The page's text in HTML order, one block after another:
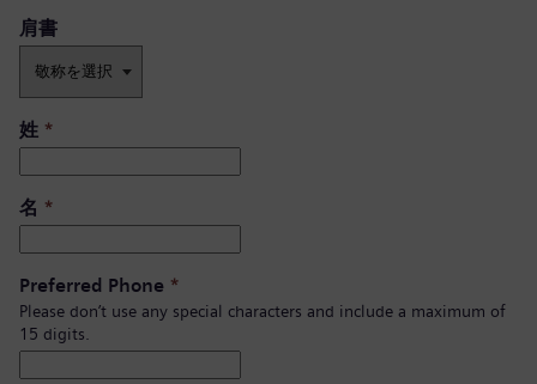
肩書 ​
姓 *
名 *
Preferred Phone *
Please don’t use any special characters and include a maximum of
15 digits.